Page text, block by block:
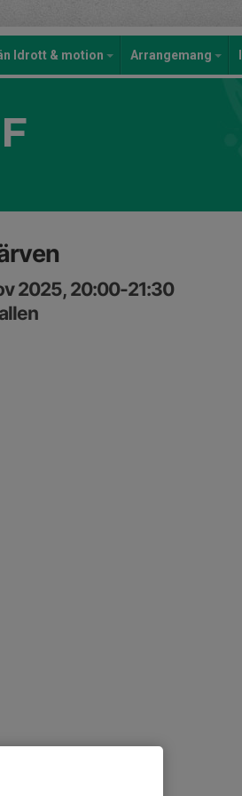
Idrott & motion Arrangemang
2025, 20:00-21:30